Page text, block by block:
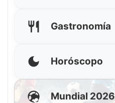
Gastronomía
Horóscopo
Mundial 2026